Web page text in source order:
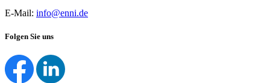
E-Mail: info@enni.de
Folgen Sie uns